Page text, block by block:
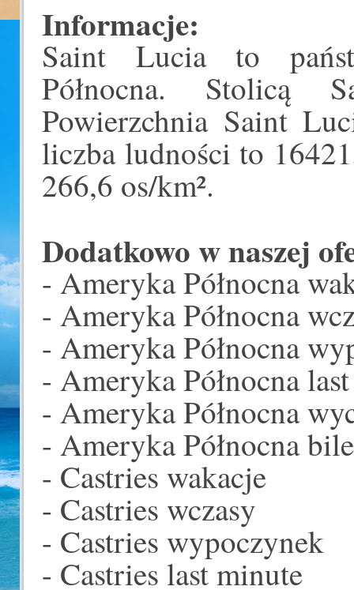
Informacje:
Saint Lucia to
Północna. Stolicą
Powierzchnia Saint
liczba ludności to
266,6 os/km².
Dodatkowo w naszej
- Ameryka Północna
- Ameryka Północna
- Ameryka Północna
- Ameryka Północna
- Ameryka Północna
- Ameryka Północna
- Castries wakacje
- Castries wczasy
- Castries wypoczynek
- Castries last minute